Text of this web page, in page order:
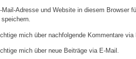
Mail-Adresse und Website in diesem Browser
mich über nachfolgende Kommentare via
mich über neue Beiträge via E-Mail.